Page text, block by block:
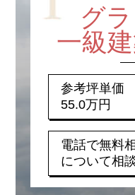
グ
一級
参考坪単価
55.0万円
電話で無料
について相